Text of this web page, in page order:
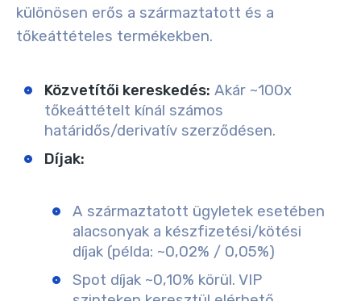
különösen erős a származtatott és a
tőkeáttételes termékekben.
Közvetítői kereskedés: Akár ~100x
tőkeáttételt kínál számos
határidős/derivatív szerződésen.
Díjak:
A származtatott ügyletek esetében
alacsonyak a készfizetési/kötési
díjak (példa: ~0,02% / 0,05%)
Spot díjak ~0,10% körül. VIP